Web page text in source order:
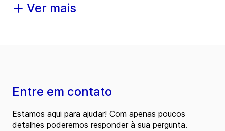
Ver mais
Entre em contato
Estamos aqui para ajudar! Com apenas poucos
detalhes poderemos responder à sua pergunta.